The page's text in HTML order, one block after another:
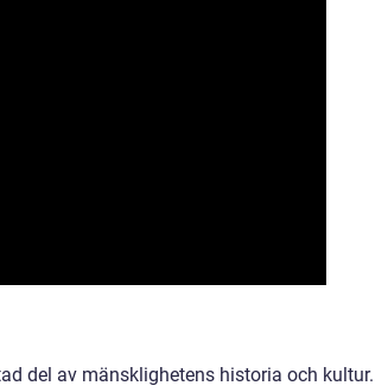
del av mänsklighetens historia och kultur.